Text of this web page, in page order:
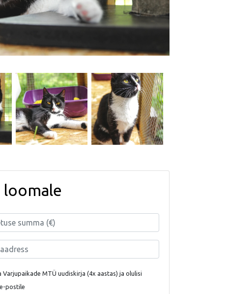
loomale
Varjupaikade MTÜ uudiskirja (4x aastas) ja olulisi
postile